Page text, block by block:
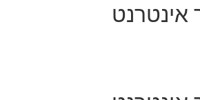
אינטרנט